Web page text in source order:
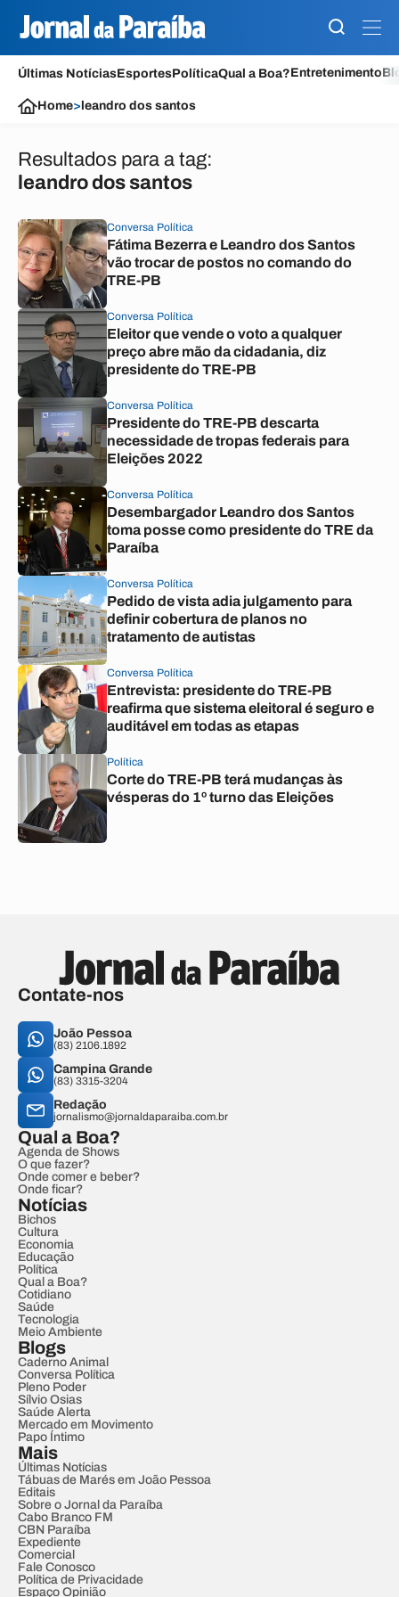
Últimas NotíciasEsportesPolíticaQual a Boa?Entretenimento
Home> leandro dos santos
Resultados para a tag:
leandro dos santos
Conversa Política
Fátima Bezerra e Leandro dos Santos
vão trocar de postos no comando do
TRE-PB
Conversa Política
Eleitor que vende o voto a qualquer
preço abre mão da cidadania, diz
presidente do TRE-PB
Conversa Política
Presidente do TRE-PB descarta
necessidade de tropas federais para
Eleições 2022
Conversa Política
Desembargador Leandro dos Santos
toma posse como presidente do TRE da
Paraíba
Conversa Política
Pedido de vista adia julgamento para
definir cobertura de planos no
tratamento de autistas
Conversa Política
Entrevista: presidente do TRE-PB
reafirma que sistema eleitoral é seguro e
auditável em todas as etapas
Política
Corte do TRE-PB terá mudanças às
vésperas do 1º turno das Eleições
Contate-nos
João Pessoa
(83) 2106.1892
Campina Grande
(83) 3315-3204
Redação
jornalismo@jornaldaparaiba.com.br
Qual a Boa?
Agenda de Shows
O que fazer?
Onde comer e beber?
Onde ficar?
Notícias
Bichos
Cultura
Economia
Educação
Política
Qual a Boa?
Cotidiano
Saúde
Tecnologia
Meio Ambiente
Blogs
Caderno Animal
Conversa Política
Pleno Poder
Sílvio Osias
Saúde Alerta
Mercado em Movimento
Papo Íntimo
Mais
Últimas Notícias
Tábuas de Marés em João Pessoa
Editais
Sobre o Jornal da Paraíba
Cabo Branco FM
CBN Paraíba
Expediente
Comercial
Fale Conosco
Política de Privacidade
Espaço Opinião